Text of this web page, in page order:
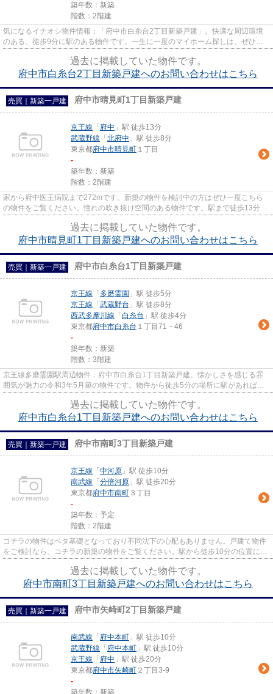
築年数：新築
階数：2階建
気になるイチオシ物件情報：「府中市白糸台2丁目新築戸建」。快適な周辺環境
のある、徒歩9分に駅のある物件です。一生に一度のマイホーム探しは、ぜひ新
過去に掲載していた物件です。
府中市白糸台2丁目新築戸建へのお問い合わせはこちら
売買｜新築一戸建 府中市晴見町1丁目新築戸建
京王線 「 府中 」駅 徒歩13分
武蔵野線 「 北府中 」駅 徒歩8分
東京都府中市晴見町 １丁目
-
築年数：新築
階数：2階建
家から府中医王病院まで272mです。新築の物件を検討中の方はぜひ一度こちら
の物件をご覧ください。憧れの吹き抜け空間のある物件です。駅まで徒歩13分の
過去に掲載していた物件です。
府中市晴見町1丁目新築戸建へのお問い合わせはこちら
売買｜新築一戸建 府中市白糸台1丁目新築戸建
京王線 「 多磨霊園 」駅 徒歩5分
京王線 「 武蔵野台 」駅 徒歩8分
西武多摩川線 「 白糸台 」駅 徒歩4分
東京都府中市白糸台 １丁目71－46
-
築年数：新築
階数：3階建
京王線多磨霊園駅周辺物件：府中市白糸台1丁目新築戸建。懐かしさを感じる雰
囲気が魅力の令和3年5月築の物件です。物件から徒歩5分の場所に駅があれば便
過去に掲載していた物件です。
府中市白糸台1丁目新築戸建へのお問い合わせはこちら
売買｜新築一戸建 府中市南町3丁目新築戸建
京王線 「 中河原 」駅 徒歩10分
南武線 「 分倍河原 」駅 徒歩20分
東京都府中市南町 ３丁目
-
築年数：予定
階数：2階建
コチラの物件はベタ基礎となっており不同沈下の心配もありません。戸建て物件
をご検討なら、コチラの新築の物件をご覧ください。駅から徒歩10分の位置にあ
過去に掲載していた物件です。
府中市南町3丁目新築戸建へのお問い合わせはこちら
売買｜新築一戸建 府中市矢崎町2丁目新築戸建
南武線 「 府中本町 」駅 徒歩10分
武蔵野線 「 府中本町 」駅 徒歩10分
京王線 「 府中 」駅 徒歩20分
東京都府中市矢崎町 ２丁目3-9
-
築年数：新築